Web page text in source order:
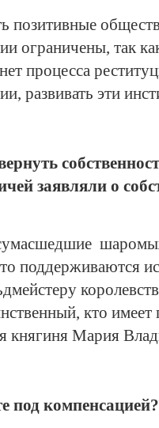
позитивные
ограничены, так
процесса
развивать эти
заявляли о
поддерживаются
кто
княгиня Мария
под компенсацией?